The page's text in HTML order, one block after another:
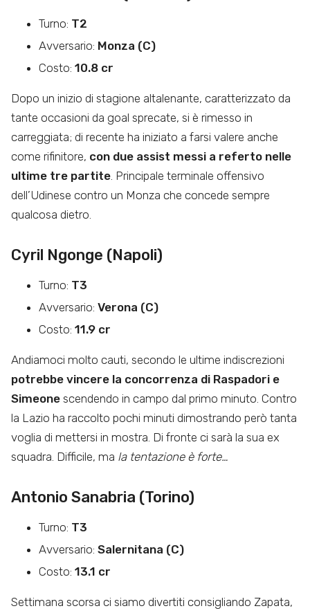
Turno: T2
Avversario: Monza (C)
Costo: 10.8 cr
Dopo un inizio di stagione altalenante, caratterizzato da
tante occasioni da goal sprecate, si è rimesso in
carreggiata; di recente ha iniziato a farsi valere anche
come rifinitore, con due assist messi a referto nelle
ultime tre partite . Principale terminale offensivo
dell’Udinese contro un Monza che concede sempre
qualcosa dietro.
Cyril Ngonge (Napoli)
Turno: T3
Avversario: Verona (C)
Costo: 11.9 cr
Andiamoci molto cauti, secondo le ultime indiscrezioni
potrebbe vincere la concorrenza di Raspadori e
Simeone scendendo in campo dal primo minuto. Contro
la Lazio ha raccolto pochi minuti dimostrando però tanta
voglia di mettersi in mostra. Di fronte ci sarà la sua ex
squadra. Difficile, ma la tentazione è forte…
Antonio Sanabria (Torino)
Turno: T3
Avversario: Salernitana (C)
Costo: 13.1 cr
Settimana scorsa ci siamo divertiti consigliando Zapata,